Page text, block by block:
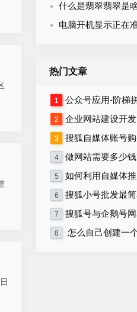
什么是翡翠翡翠是啥做成
电脑开机显示正在准备自动修
热门文章
1 公众号应用-阶梯拼团报
2 企业网站建设开发
3 搜狐自媒体账号
4 做网站需要多少
5 如何利用自媒体
6 搜狐小号批发最
7 搜狐号与企鹅号网易这些
8 怎么自己创建一个网